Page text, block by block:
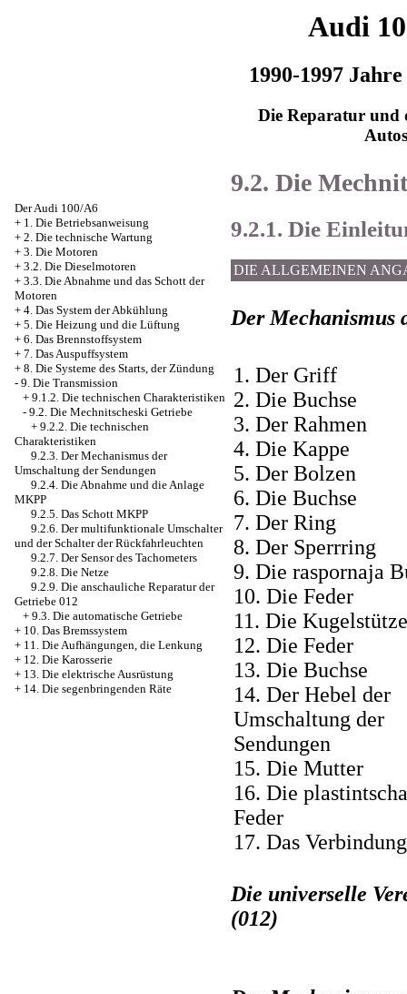
Audi
1990-1997
Die Reparatur und
Autos
Der Audi 100/A6
+ 1. Die Betriebsanweisung
+ 2. Die technische Wartung
+ 3. Die Motoren
+ 3.2. Die Dieselmotoren
+ 3.3. Die Abnahme und das Schott der
Motoren
+ 4. Das System der Abkühlung
+ 5. Die Heizung und die Lüftung
+ 6. Das Brennstoffsystem
+ 7. Das Auspuffsystem
+ 8. Die Systeme des Starts, der Zündung
- 9. Die Transmission
+ 9.1.2. Die technischen Charakteristiken
- 9.2. Die Mechnitscheski Getriebe
+ 9.2.2. Die technischen
Charakteristiken
9.2.3. Der Mechanismus der
Umschaltung der Sendungen
9.2.4. Die Abnahme und die Anlage
MKPP
9.2.5. Das Schott MKPP
9.2.6. Der multifunktionale Umschalter
und der Schalter der Rückfahrleuchten
9.2.7. Der Sensor des Tachometers
9.2.8. Die Netze
9.2.9. Die anschauliche Reparatur der
Getriebe 012
+ 9.3. Die automatische Getriebe
+ 10. Das Bremssystem
+ 11. Die Aufhängungen, die Lenkung
+ 12. Die Karosserie
+ 13. Die elektrische Ausrüstung
+ 14. Die segenbringenden Räte
9.2. Die
9.2.1. Die
DIE ALLGEMEINEN
Der Mechanismus
1. Der Griff
2. Die Buchse
3. Der Rahmen
4. Die Kappe
5. Der Bolzen
6. Die Buchse
7. Der Ring
8. Der Sperrring
9. Die raspornaja
10. Die Feder
11. Die Kugelstütze
12. Die Feder
13. Die Buchse
14. Der Hebel der
Umschaltung der
Sendungen
15. Die Mutter
16. Die
Feder
17. Das
Die universelle
(012)